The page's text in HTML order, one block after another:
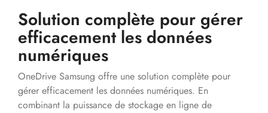
Solution complète pour gérer
efficacement les données
numériques
OneDrive Samsung offre une solution complète pour
gérer efficacement les données numériques. En
combinant la puissance de stockage en ligne de